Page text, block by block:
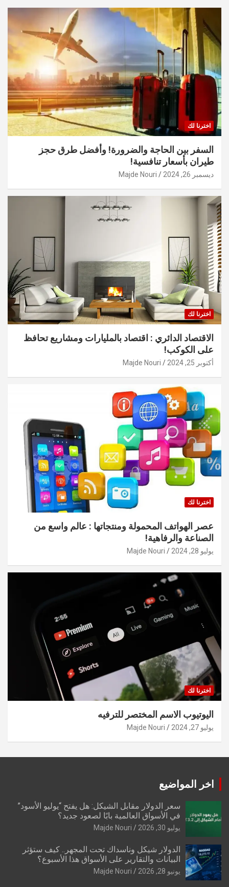
اخترنا لك
السفر بين الحاجة والضرورة! وأفضل طرق حجز
طيران بأسعار تنافسية!
ديسمبر 26, 2024 Majde Nouri
اخترنا لك
الاقتصاد الدائري : اقتصاد بالمليارات ومشاريع تحافظ
على الكوكب!
أكتوبر 25, 2024 Majde Nouri
اخترنا لك
عصر الهواتف المحمولة ومنتجاتها : عالم واسع من
الصناعة والرفاهية!
يوليو 28, 2024 Majde Nouri
اخترنا لك
اليوتيوب الاسم المختصر للترفيه
يوليو 27, 2024 Majde Nouri
اخر المواضيع
سعر الدولار مقابل الشيكل: هل يفتح “يوليو الأسود”
في الأسواق العالمية بابًا لصعود جديد؟
يوليو 30, 2026 Majde Nouri
الدولار شيكل وناسداك تحت المجهر.. كيف ستؤثر
البيانات والتقارير على الأسواق هذا الأسبوع؟
يونيو 28, 2026 Majde Nouri